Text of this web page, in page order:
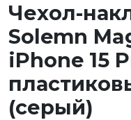
Чехол-
Solemn
iPhone 15
(серый)